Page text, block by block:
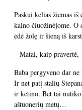
Paskui kelias žiemas
kalno čiuožinėjome. O
ėdė žolę ir šieną iš
– Matai, kaip pravertė,
Baba pergyveno dar
Ir net patį stalių
ir ketino. Bet tai
aštuonerių metų…